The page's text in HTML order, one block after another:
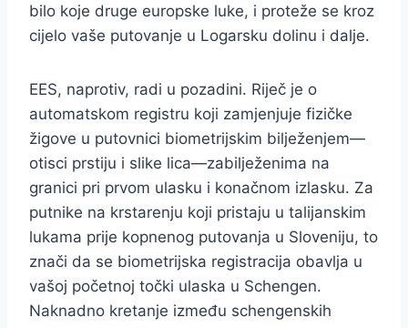
bilo koje druge europske luke, i proteže se kroz
cijelo vaše putovanje u Logarsku dolinu i dalje.
EES, naprotiv, radi u pozadini. Riječ je o
automatskom registru koji zamjenjuje fizičke
žigove u putovnici biometrijskim bilježenjem—
otisci prstiju i slike lica—zabilježenima na
granici pri prvom ulasku i konačnom izlasku. Za
putnike na krstarenju koji pristaju u talijanskim
lukama prije kopnenog putovanja u Sloveniju, to
znači da se biometrijska registracija obavlja u
vašoj početnoj točki ulaska u Schengen.
Naknadno kretanje između schengenskih